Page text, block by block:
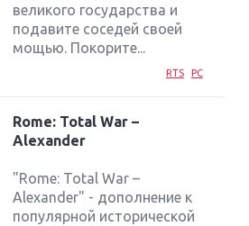
великого государства и
подавите соседей своей
мощью. Покорите...
RTS PC
Rome: Total War –
Alexander
"Rome: Total War –
Alexander" - дополнение к
популярной исторической